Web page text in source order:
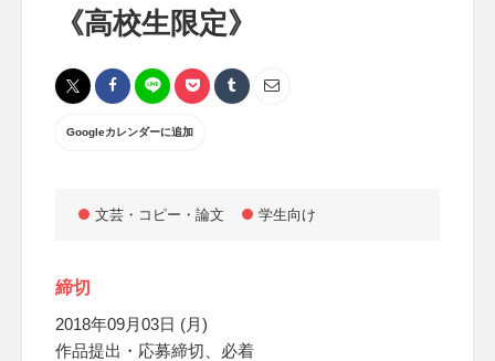
《高校生限定》
Googleカレンダーに追加
文芸・コピー・論文 学生向け
締切
2018年09月03日 (月)
作品提出・応募締切、必着